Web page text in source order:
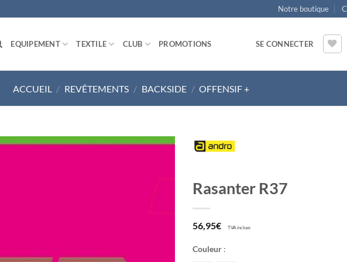
Notre boutique
EQUIPEMENT TEXTILE CLUB PROMOTIONS SE CONNECTER
ACCUEIL / REVÊTEMENTS / BACKSIDE / OFFENSIF +
Rasanter R37
56,95€ TVA incluse
Couleur :